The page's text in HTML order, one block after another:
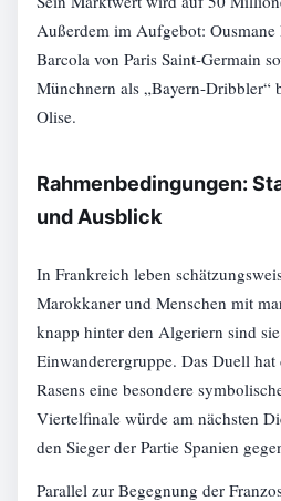
Außerdem im Aufgebot:
Barcola von Paris Saint-Germain
Münchnern als „Bayern-Dribbler“
Olise.
Rahmenbedingungen:
und Ausblick
In Frankreich leben
Marokkaner und Menschen mit
knapp hinter den Algeriern sind
Einwanderergruppe. Das Duell hat
Rasens eine besondere
Viertelfinale würde am nächsten
den Sieger der Partie Spanien
Parallel zur Begegnung der